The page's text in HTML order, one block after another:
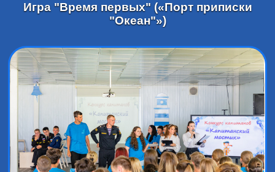
Игра "Время первых" («Порт приписки
"Океан"»)